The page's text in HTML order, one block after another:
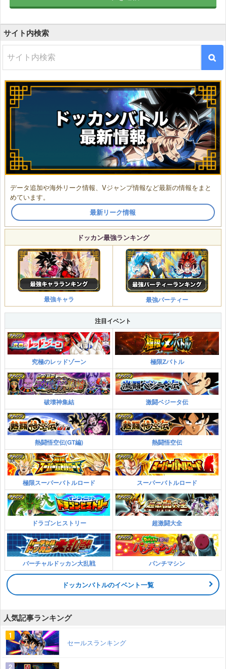
サイト内検索
データ追加や海外リーク情報、Vジャンプ情報など最新の情報をまと
めています。
最新リーク情報
ドッカン最強ランキング
最強キャラ 最強パーティー
注目イベント
究極のレッドゾーン 極限Zバトル
破壊神集結 激闘ベジータ伝
熱闘悟空伝(GT編) 熱闘悟空伝
極限スーパーバトルロード スーパーバトルロード
ドラゴンヒストリー 超激闘大全
バーチャルドッカン大乱戦 パンチマシン
ドッカンバトルのイベント一覧
人気記事ランキング
セールスランキング